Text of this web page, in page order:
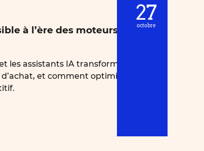
27
octobre
à l’ère des moteurs de
les assistants IA transforment la
et comment optimiser votre